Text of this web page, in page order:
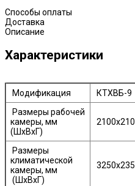
Способы оплаты
Доставка
Описание
Характеристики
Модификация КТХВБ-9
Размеры рабочей
камеры, мм
(ШхВхГ)
Размеры
климатической
камеры, мм
(ШхВхГ)